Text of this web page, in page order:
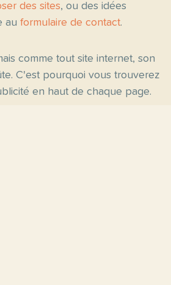
des sites, ou des idées
au formulaire de contact.
comme tout site internet, son
C'est pourquoi vous trouverez
en haut de chaque page.